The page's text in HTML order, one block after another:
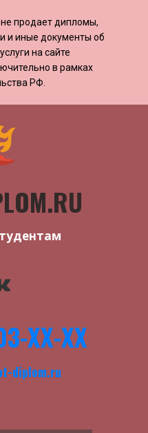
продает дипломы,
и иные документы об
на сайте
в рамках
РФ.
ХХ-ХХ
diplom.ru